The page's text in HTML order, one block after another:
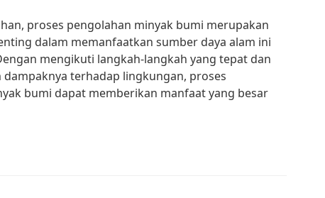
proses pengolahan minyak bumi merupakan
dalam memanfaatkan sumber daya alam ini
mengikuti langkah-langkah yang tepat dan
terhadap lingkungan, proses
bumi dapat memberikan manfaat yang besar